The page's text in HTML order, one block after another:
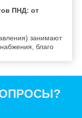
ПНД: от
занимают
благо